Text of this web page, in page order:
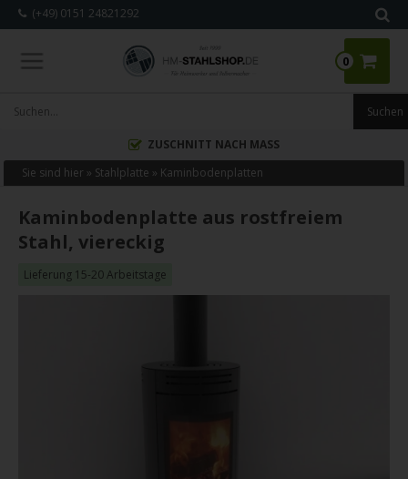
(+49) 0151 24821292
0
ZUSCHNITT NACH MASS
Sie sind hier » Stahlplatte » Kaminbodenplatten
Kaminbodenplatte aus rostfreiem
Stahl, viereckig
Lieferung 15-20 Arbeitstage